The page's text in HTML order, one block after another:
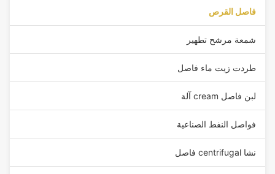
فاصل القرص
شمعة مرشح تطهير
طردت زيت ماء فاصل
لبن فاصل cream آلة
فواصل النفط الصناعية
نشا centrifugal فاصل